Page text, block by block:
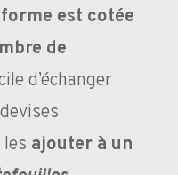
est cotée
de
d’échanger
ajouter à un